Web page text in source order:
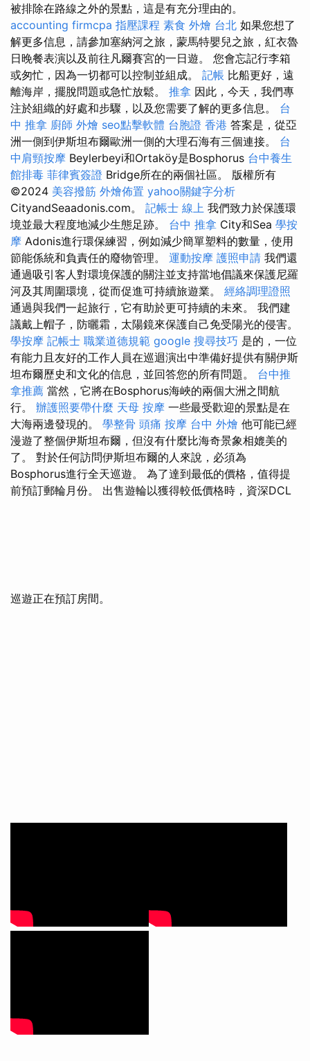
被排除在路線之外的景點，這是有充分理由的。
accounting firmcpa 指壓課程 素食 外燴 台北 如果您想了
解更多信息，請參加塞納河之旅，蒙馬特嬰兒之旅，紅衣魯
日晚餐表演以及前往凡爾賽宮的一日遊。 您會忘記行李箱
或匆忙，因為一切都可以控制並組成。 記帳 比船更好，遠
離海岸，擺脫問題或急忙放鬆。 推拿 因此，今天，我們專
注於組織的好處和步驟，以及您需要了解的更多信息。 台
中 推拿 廚師 外燴 seo點擊軟體 台胞證 香港 答案是，從亞
洲一側到伊斯坦布爾歐洲一側的大理石海有三個連接。 台
中肩頸按摩 Beylerbeyi和Ortaköy是Bosphorus 台中養生
館排毒 菲律賓簽證 Bridge所在的兩個社區。 版權所有
©2024 美容撥筋 外燴佈置 yahoo關鍵字分析
CityandSeaadonis.com。 記帳士 線上 我們致力於保護環
境並最大程度地減少生態足跡。 台中 推拿 City和Sea 學按
摩 Adonis進行環保練習，例如減少簡單塑料的數量，使用
節能係統和負責任的廢物管理。 運動按摩 護照申請 我們還
通過吸引客人對環境保護的關注並支持當地倡議來保護尼羅
河及其周圍環境，從而促進可持續旅遊業。 經絡調理證照
通過與我們一起旅行，它有助於更​​可持續的未來。 我們建
議戴上帽子，防曬霜，太陽鏡來保護自己免受陽光的侵害。
學按摩 記帳士 職業道德規範 google 搜尋技巧 是的，一位
有能力且友好的工作人員在巡迴演出中準備好提供有關伊斯
坦布爾歷史和文化的信息，並回答您的所有問題。 台中推
拿推薦 當然，它將在Bosphorus海峽的兩個大洲之間航
行。 辦護照要帶什麼 天母 按摩 一些最受歡迎的景點是在
大海兩邊發現的。 學整骨 頭痛 按摩 台中 外燴 他可能已經
漫遊了整個伊斯坦布爾，但沒有什麼比海奇景象相媲美的
了。 對於任何訪問伊斯坦布爾的人來說，必須為
Bosphorus進行全天巡遊。 為了達到最低的價格，值得提
前預訂郵輪月份。 出售遊輪以獲得較低價格時，資深DCL
巡遊正在預訂房間。